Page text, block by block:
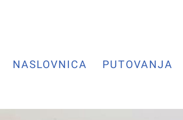
NASLOVNICA PUTOVANJA